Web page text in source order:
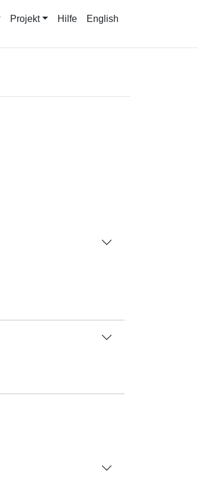
Projekt Hilfe English